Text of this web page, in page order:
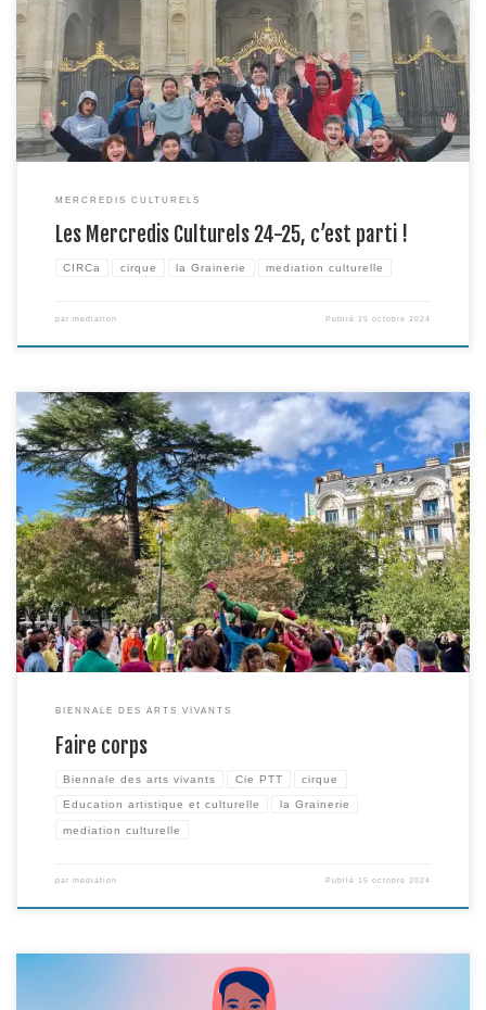
de septembre à juin en partenariat avec le BBB Centre d’Art, l’association
Topophone et les MJC Croix Daurade et Pont des Demoiselles avec pour
objectif de permettre à un groupe de 16 jeunes de se retrouver pour […]
MERCREDIS CULTURELS
Les Mercredis Culturels 24-25, c’est parti !
CIRCa cirque la Grainerie mediation culturelle
par mediation Publié25 octobre 2024
Faire corps, entre et avec les artistes, les partenaires culturels et socio
culturels, les curieux et curieuses: c’était l’objectif du groupe de travail
Action Culturelle, réuni par la Biennale Internationale des Arts vivants de
Toulouse. De cette volonté est né un projet, visant à rassembler des
artistes locaux issus de […]
BIENNALE DES ARTS VIVANTS
Faire corps
Biennale des arts vivants Cie PTT cirque
Education artistique et culturelle la Grainerie
mediation culturelle
par mediation Publié 15 octobre 2024